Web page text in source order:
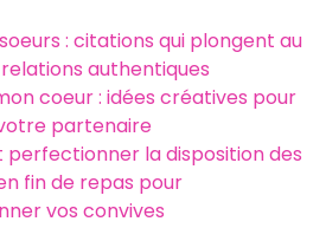
: citations qui plongent au
authentiques
coeur : idées créatives pour
partenaire
la disposition des
fin de repas pour
vos convives